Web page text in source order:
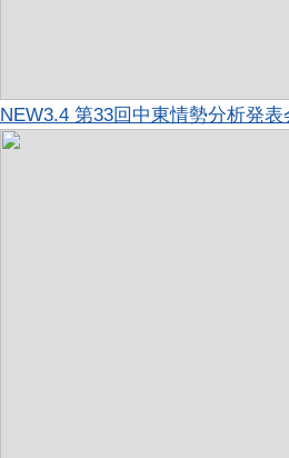
NEW3.4 第33回中東情勢分析発表